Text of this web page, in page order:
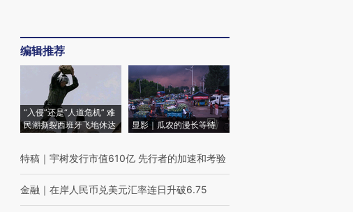
编辑推荐
“入侵”还是“人道危机” 难
民潮撕裂西班牙飞地休达
显影｜瓜农的漫长等待
特稿 ｜ 宇树发行市值610亿 先行者的加速和考验
金融 ｜ 在岸人民币兑美元汇率连日升破6.75